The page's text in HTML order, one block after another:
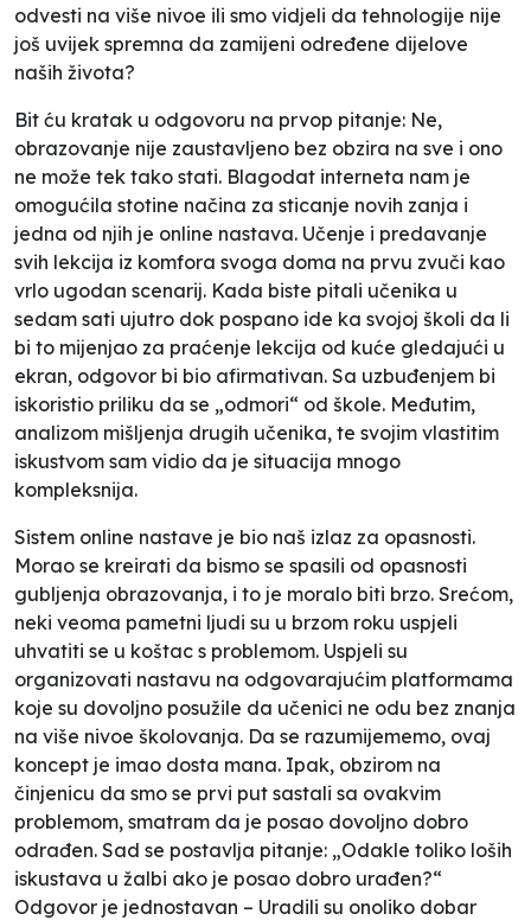
odvesti na više nivoe ili smo vidjeli da tehnologije nije
još uvijek spremna da zamijeni određene dijelove
naših života?
Bit ću kratak u odgovoru na prvop pitanje: Ne,
obrazovanje nije zaustavljeno bez obzira na sve i ono
ne može tek tako stati. Blagodat interneta nam je
omogućila stotine načina za sticanje novih zanja i
jedna od njih je online nastava. Učenje i predavanje
svih lekcija iz komfora svoga doma na prvu zvuči kao
vrlo ugodan scenarij. Kada biste pitali učenika u
sedam sati ujutro dok pospano ide ka svojoj školi da li
bi to mijenjao za praćenje lekcija od kuće gledajući u
ekran, odgovor bi bio afirmativan. Sa uzbuđenjem bi
iskoristio priliku da se „odmori“ od škole. Međutim,
analizom mišljenja drugih učenika, te svojim vlastitim
iskustvom sam vidio da je situacija mnogo
kompleksnija.
Sistem online nastave je bio naš izlaz za opasnosti.
Morao se kreirati da bismo se spasili od opasnosti
gubljenja obrazovanja, i to je moralo biti brzo. Srećom,
neki veoma pametni ljudi su u brzom roku uspjeli
uhvatiti se u koštac s problemom. Uspjeli su
organizovati nastavu na odgovarajućim platformama
koje su dovoljno posužile da učenici ne odu bez znanja
na više nivoe školovanja. Da se razumijememo, ovaj
koncept je imao dosta mana. Ipak, obzirom na
činjenicu da smo se prvi put sastali sa ovakvim
problemom, smatram da je posao dovoljno dobro
odrađen. Sad se postavlja pitanje: „Odakle toliko loših
iskustava u žalbi ako je posao dobro urađen?“
Odgovor je jednostavan – Uradili su onoliko dobar